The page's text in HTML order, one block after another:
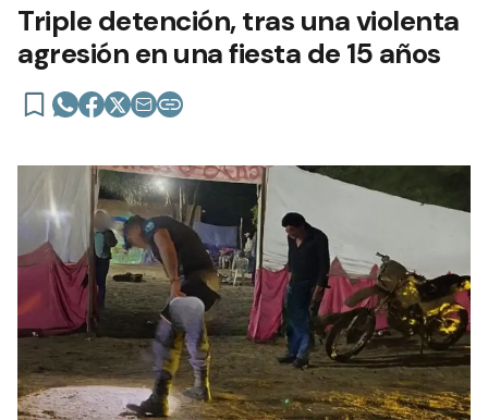
Triple detención, tras una violenta
agresión en una fiesta de 15 años